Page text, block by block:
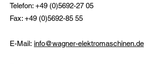
Telefon: +49 (0)5692-27 05
Fax: +49 (0)5692-85 55
E-Mail: info@wagner-elektromaschinen.de